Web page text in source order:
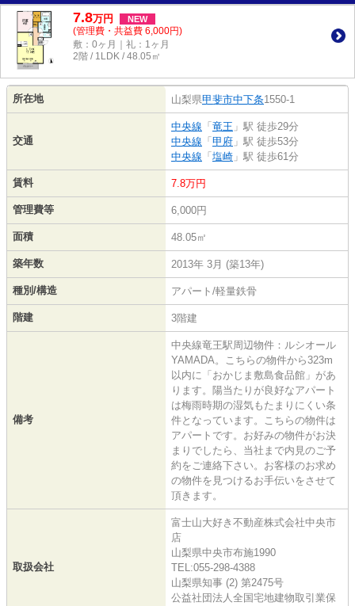
7.8万円 NEW
(管理費・共益費 6,000円)
敷：0ヶ月｜礼：1ヶ月
2階 / 1LDK / 48.05㎡
所在地 山梨県甲斐市中下条1550-1
交通
中央線 「 竜王 」駅 徒歩29分
中央線 「 甲府 」駅 徒歩53分
中央線 「 塩崎 」駅 徒歩61分
賃料 7.8万円
管理費等 6,000円
面積 48.05㎡
築年数 2013年 3月 (築13年)
種別/構造 アパート/軽量鉄骨
階建 3階建
備考
中央線竜王駅周辺物件：ルシオール
YAMADA。こちらの物件から323m
以内に「おかじま敷島食品館」があ
ります。陽当たりが良好なアパート
は梅雨時期の湿気もたまりにくい条
件となっています。こちらの物件は
アパートです。お好みの物件がお決
まりでしたら、当社まで内見のご予
約をご連絡下さい。お客様のお求め
の物件を見つけるお手伝いをさせて
頂きます。
取扱会社
富士山大好き不動産株式会社中央市
店
山梨県中央市布施1990
TEL:055-298-4388
山梨県知事 (2) 第2475号
公益社団法人全国宅地建物取引業保